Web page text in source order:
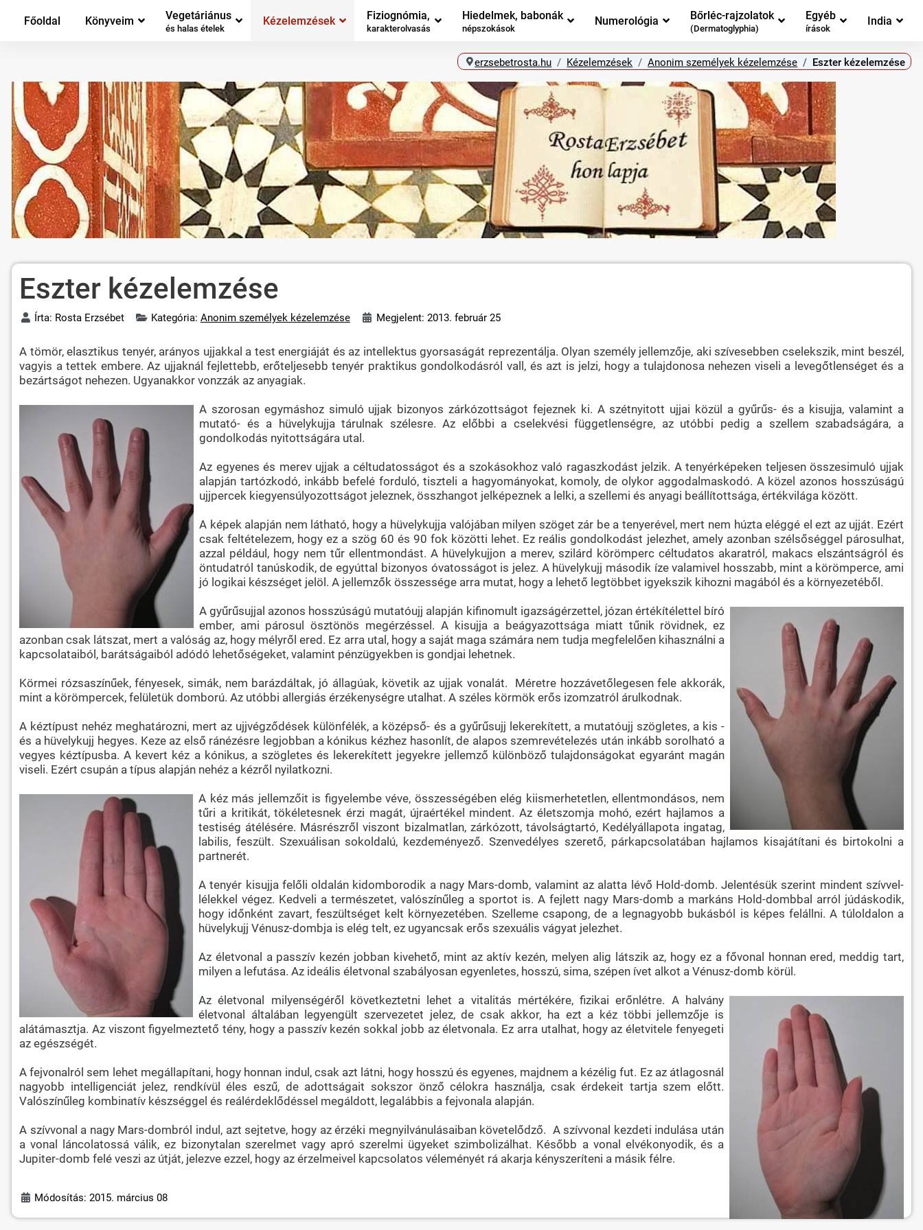
Főoldal Könyveim Vegetáriánus
és halas ételek
Kézelemzések Fiziognómia,
karakterolvasás
Hiedelmek, babonák
népszokások
Numerológia Bőrléc-rajzolatok
(Dermatoglyphia)
Egyéb
írások
India
erzsebetrosta.hu Kézelemzések Anonim személyek kézelemzése Eszter kézelemzése
Eszter kézelemzése
Írta: Rosta Erzsébet Kategória: Anonim személyek kézelemzése Megjelent: 2013. február 25
A tömör, elasztikus tenyér, arányos ujjakkal a test energiáját és az intellektus gyorsaságát reprezentálja. Olyan személy jellemzője, aki szívesebben cselekszik, mint beszél,
vagyis a tettek embere. Az ujjaknál fejlettebb, erőteljesebb tenyér praktikus gondolkodásról vall, és azt is jelzi, hogy a tulajdonosa nehezen viseli a levegőtlenséget és a
bezártságot nehezen. Ugyanakkor vonzzák az anyagiak.
A szorosan egymáshoz simuló ujjak bizonyos zárkózottságot fejeznek ki. A szétnyitott ujjai közül a gyűrűs- és a kisujja, valamint a
mutató- és a hüvelykujja tárulnak szélesre. Az előbbi a cselekvési függetlenségre, az utóbbi pedig a szellem szabadságára, a
gondolkodás nyitottságára utal.
Az egyenes és merev ujjak a céltudatosságot és a szokásokhoz való ragaszkodást jelzik. A tenyérképeken teljesen összesimuló ujjak
alapján tartózkodó, inkább befelé forduló, tiszteli a hagyományokat, komoly, de olykor aggodalmaskodó. A közel azonos hosszúságú
ujjpercek kiegyensúlyozottságot jeleznek, összhangot jelképeznek a lelki, a szellemi és anyagi beállítottsága, értékvilága között.
A képek alapján nem látható, hogy a hüvelykujja valójában milyen szöget zár be a tenyerével, mert nem húzta eléggé el ezt az ujját. Ezért
csak feltételezem, hogy ez a szög 60 és 90 fok közötti lehet. Ez reális gondolkodást jelezhet, amely azonban szélsőséggel párosulhat,
azzal például, hogy nem tűr ellentmondást. A hüvelykujjon a merev, szilárd körömperc céltudatos akaratról, makacs elszántságról és
öntudatról tanúskodik, de egyúttal bizonyos óvatosságot is jelez. A hüvelykujj második íze valamivel hosszabb, mint a körömperce, ami
jó logikai készséget jelöl. A jellemzők összessége arra mutat, hogy a lehető legtöbbet igyekszik kihozni magából és a környezetéből.
A gyűrűsujjal azonos hosszúságú mutatóujj alapján kifinomult igazságérzettel, józan értékítélettel bíró
ember, ami párosul ösztönös megérzéssel. A kisujja a beágyazottsága miatt tűnik rövidnek, ez
azonban csak látszat, mert a valóság az, hogy mélyről ered. Ez arra utal, hogy a saját maga számára nem tudja megfelelően kihasználni a
kapcsolataiból, barátságaiból adódó lehetőségeket, valamint pénzügyekben is gondjai lehetnek.
Körmei rózsaszínűek, fényesek, simák, nem barázdáltak, jó állagúak, követik az ujjak vonalát. Méretre hozzávetőlegesen fele akkorák,
mint a körömpercek, felületük domború. Az utóbbi allergiás érzékenységre utalhat. A széles körmök erős izomzatról árulkodnak.
A kéztípust nehéz meghatározni, mert az ujjvégződések különfélék, a középső- és a gyűrűsujj lekerekített, a mutatóujj szögletes, a kis -
és a hüvelykujj hegyes. Keze az első ránézésre legjobban a kónikus kézhez hasonlít, de alapos szemrevételezés után inkább sorolható a
vegyes kéztípusba. A kevert kéz a kónikus, a szögletes és lekerekített jegyekre jellemző különböző tulajdonságokat egyaránt magán
viseli. Ezért csupán a típus alapján nehéz a kézről nyilatkozni.
A kéz más jellemzőit is figyelembe véve, összességében elég kiismerhetetlen, ellentmondásos, nem
tűri a kritikát, tökéletesnek érzi magát, újraértékel mindent. Az életszomja mohó, ezért hajlamos a
testiség átélésére. Másrészről viszont bizalmatlan, zárkózott, távolságtartó, Kedélyállapota ingatag,
labilis, feszült. Szexuálisan sokoldalú, kezdeményező. Szenvedélyes szerető, párkapcsolatában hajlamos kisajátítani és birtokolni a
partnerét.
A tenyér kisujja felőli oldalán kidomborodik a nagy Mars-domb, valamint az alatta lévő Hold-domb. Jelentésük szerint mindent szívvel-
lélekkel végez. Kedveli a természetet, valószínűleg a sportot is. A fejlett nagy Mars-domb a markáns Hold-dombbal arról júdáskodik,
hogy időnként zavart, feszültséget kelt környezetében. Szelleme csapong, de a legnagyobb bukásból is képes felállni. A túloldalon a
hüvelykujj Vénusz-dombja is elég telt, ez ugyancsak erős szexuális vágyat jelezhet.
Az életvonal a passzív kezén jobban kivehető, mint az aktív kezén, melyen alig látszik az, hogy ez a fővonal honnan ered, meddig tart,
milyen a lefutása. Az ideális életvonal szabályosan egyenletes, hosszú, sima, szépen ívet alkot a Vénusz-domb körül.
Az életvonal milyenségéről következtetni lehet a vitalitás mértékére, fizikai erőnlétre. A halvány
életvonal általában legyengült szervezetet jelez, de csak akkor, ha ezt a kéz többi jellemzője is
alátámasztja. Az viszont figyelmeztető tény, hogy a passzív kezén sokkal jobb az életvonala. Ez arra utalhat, hogy az életvitele fenyegeti
az egészségét.
A fejvonalról sem lehet megállapítani, hogy honnan indul, csak azt látni, hogy hosszú és egyenes, majdnem a kézélig fut. Ez az átlagosnál
nagyobb intelligenciát jelez, rendkívül éles eszű, de adottságait sokszor önző célokra használja, csak érdekeit tartja szem előtt.
Valószínűleg kombinatív készséggel és reálérdeklődéssel megáldott, legalábbis a fejvonala alapján.
A szívvonal a nagy Mars-dombról indul, azt sejtetve, hogy az érzéki megnyilvánulásaiban követelődző. A szívvonal kezdeti indulása után
a vonal láncolatossá válik, ez bizonytalan szerelmet vagy apró szerelmi ügyeket szimbolizálhat. Később a vonal elvékonyodik, és a
Jupiter-domb felé veszi az útját, jelezve ezzel, hogy az érzelmeivel kapcsolatos véleményét rá akarja kényszeríteni a másik félre.
Módosítás: 2015. március 08